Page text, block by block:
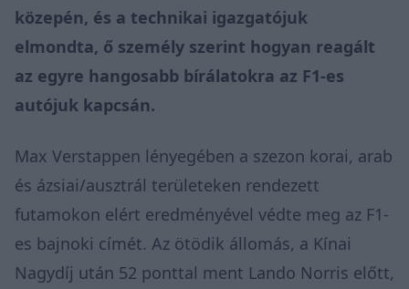
közepén, és a technikai igazgatójuk
elmondta, ő személy szerint hogyan reagált
az egyre hangosabb bírálatokra az F1-es
autójuk kapcsán.
Max Verstappen lényegében a szezon korai, arab
és ázsiai/ausztrál területeken rendezett
futamokon elért eredményével védte meg az F1-
es bajnoki címét. Az ötödik állomás, a Kínai
Nagydíj után 52 ponttal ment Lando Norris előtt,